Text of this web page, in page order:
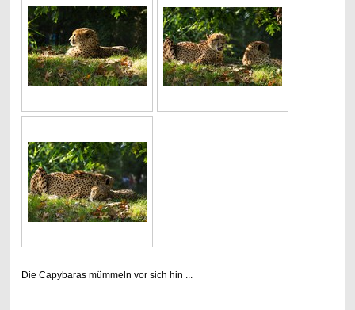
Die Capybaras mümmeln vor sich hin ...